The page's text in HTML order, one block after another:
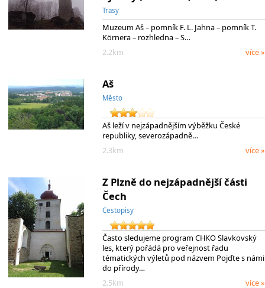
Trasy
Muzeum Aš – pomník F. L. Jahna – pomník T.
Körnera – rozhledna – S…
2.2km
více »
Aš
Město
Aš leží v nejzápadnějším výběžku České
republiky, severozápadně…
2.3km
více »
Z Plzně do nejzápadnější části
Čech
Cestopisy
Často sledujeme program CHKO Slavkovský
les, který pořádá pro veřejnost řadu
tématických výletů pod názvem Pojďte s námi
do přírody…
2.5km
více »